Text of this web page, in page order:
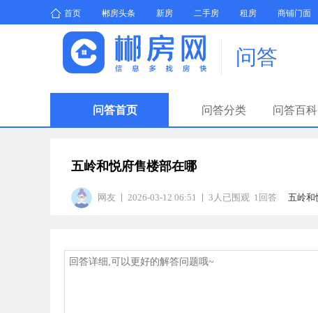
首页 郴房头条 新房 二手房 租房 商铺门面
问答
问答首页 问答分类 问答百科
五岭和悦府售楼部在哪
网友 2026-03-12 06:51 3人已围观 1回答 五岭和